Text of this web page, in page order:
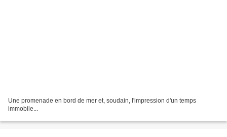
Une promenade en bord de mer et, soudain, l'impression d'un temps
immobile...